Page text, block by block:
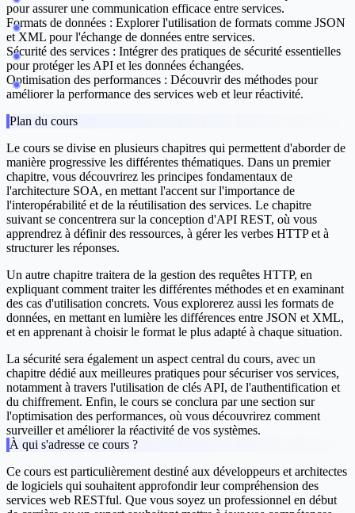
pour assurer une communication efficace entre services.
Formats de données : Explorer l'utilisation de formats comme JSON
et XML pour l'échange de données entre services.
Sécurité des services : Intégrer des pratiques de sécurité essentielles
pour protéger les API et les données échangées.
Optimisation des performances : Découvrir des méthodes pour
améliorer la performance des services web et leur réactivité.
Plan du cours
Le cours se divise en plusieurs chapitres qui permettent d'aborder de
manière progressive les différentes thématiques. Dans un premier
chapitre, vous découvrirez les principes fondamentaux de
l'architecture SOA, en mettant l'accent sur l'importance de
l'interopérabilité et de la réutilisation des services. Le chapitre
suivant se concentrera sur la conception d'API REST, où vous
apprendrez à définir des ressources, à gérer les verbes HTTP et à
structurer les réponses.
Un autre chapitre traitera de la gestion des requêtes HTTP, en
expliquant comment traiter les différentes méthodes et en examinant
des cas d'utilisation concrets. Vous explorerez aussi les formats de
données, en mettant en lumière les différences entre JSON et XML,
et en apprenant à choisir le format le plus adapté à chaque situation.
La sécurité sera également un aspect central du cours, avec un
chapitre dédié aux meilleures pratiques pour sécuriser vos services,
notamment à travers l'utilisation de clés API, de l'authentification et
du chiffrement. Enfin, le cours se conclura par une section sur
l'optimisation des performances, où vous découvrirez comment
surveiller et améliorer la réactivité de vos systèmes.
À qui s'adresse ce cours ?
Ce cours est particulièrement destiné aux développeurs et architectes
de logiciels qui souhaitent approfondir leur compréhension des
services web RESTful. Que vous soyez un professionnel en début